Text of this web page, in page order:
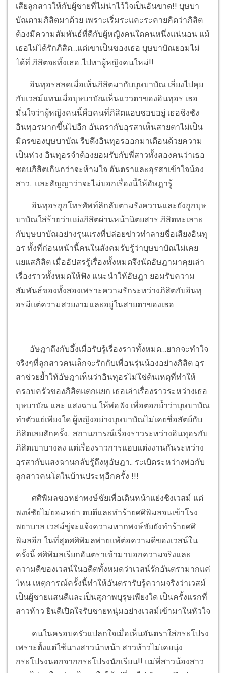
เสียลูกสาวให้กับผู้ชายที่ไม่น่าไว้ใจเป็นอันขาด!! บุษบา
บัณตามภิสิตมาด้วย เพราะเริ่มระแคะระคายคิดว่าภิสิต
ต้องมีความสัมพันธ์ที่ดีกับผู้หญิงคนใดคนหนึ่งแน่นอน แม้
เธอไม่ได้รักภิสิต…แต่เขาเป็นของเธอ บุษบาบัณยอมไม่
ได้ที่ ภิสิตจะทิ้งเธอ..ไปหาผู้หญิงคนใหม่!!
อินทุอรสลดเมื่อเห็นภิสิตมากับบุษบาบัณ เลี่ยงไปคุย
กับเวสม์แทนเมื่อบุษบาบัณเห็นแววตาของอินทุอร เธอ
มั่นใจว่าผู้หญิงคนนี้คือคนที่ภิสิตแอบชอบอยู่ เธอชิงชัง
อินทุอรมากขึ้นไปอีก อันตรากับอุรสาเห็นสายตาไม่เป็น
มิตรของบุษบาบัณ รีบดึงอินทุอรออกมาเตือนด้วยความ
เป็นห่วง อินทุอรจำต้องยอมรับกับพี่สาวทั้งสองคนว่าเธอ
ชอบภิสิตเกินกว่าจะห้ามใจ อันตราและอุรสาเข้าใจน้อง
สาว.. และสัญญาว่าจะไม่บอกเรื่องนี้ให้อัษฎารู้
อินทุอรถูกโทรศัพท์ลึกลับตามรังควานและยังถูกบุษ
บาบัณใส่ร้ายว่าแย่งภิสิตผ่านหน้านิตยสาร ภิสิตทะเลาะ
กับบุษบาบัณอย่างรุนแรงที่ปล่อยข่าวทำลายชื่อเสียงอินทุ
อร ทั้งที่ก่อนหน้านี้คนในสังคมรับรู้ว่าบุษบาบัณไม่เคย
แยแสภิสิต เมื่ออัปสรรู้เรื่องทั้งหมดจึงนัดอัษฎามาคุยเล่า
เรื่องราวทั้งหมดให้ฟัง แนะนำให้อัษฎา ยอมรับความ
สัมพันธ์ของทั้งสองเพราะความรักระหว่างภิสิตกับอินทุ
อรมีแต่ความสวยงามและอยู่ในสายตาของเธอ
อัษฎาถึงกับอึ้งเมื่อรับรู้เรื่องราวทั้งหมด…ยากจะทำใจ
จริงๆที่ลูกสาวคนเล็กจะรักกับเพื่อนรุ่นน้องอย่างภิสิต อุร
สาช่วยย้ำให้อัษฎาเห็นว่าอินทุอรไม่ใช่ต้นเหตุที่ทำให้
ครอบครัวของภิสิตแตกแยก เธอเล่าเรื่องราวระหว่างเธอ
บุษบาบัณ และ แสงฉาน ให้พ่อฟัง เพื่อตอกย้ำว่าบุษบาบัณ
ทำตัวแย่เพียงใด ผู้หญิงอย่างบุษบาบัณไม่เคยซื่อสัตย์กับ
ภิสิตเลยสักครั้ง.. สถานการณ์เรื่องราวระหว่างอินทุอรกับ
ภิสิตเบาบางลง แต่เรื่องราวการแอบแต่งงานกันระหว่าง
อุรสากับแสงฉานกลับรู้ถึงหูอัษฎา.. ระเบิดระหว่างพ่อกับ
ลูกสาวคนโตในบ้านประทุอีกครั้ง !!!
ศศิพิมลขอหย่าพงษ์ชัยเพื่อเดินหน้าแย่งชิงเวสม์ แต่
พงษ์ชัยไม่ยอมหย่า ตบตีและทำร้ายศศิพิมลจนเข้าโรง
พยาบาล เวสม์ขู่จะแจ้งความหากพงษ์ชัยยังทำร้ายศศิ
พิมลอีก ในที่สุดศศิพิมลพ่ายแพ้ต่อความดีของเวสน์ใน
ครั้งนี้ ศศิพิมลเรียกอันตราเข้ามาบอกความจริงและ
ความดีของเวสน์ในอดีตทั้งหมดว่าเวสน์รักอันตรามากแค่
ไหน เหตุการณ์ครั้งนี้ทำให้อันตรารับรู้ความจริงว่าเวสม์
เป็นผู้ชายแสนดีและเป็นสุภาพบุรุษเพียงใด เป็นครั้งแรกที่
สาวห้าว ยินดีเปิดใจรับชายหนุ่มอย่างเวสม์เข้ามาในหัวใจ
คนในครอบครัวแปลกใจเมื่อเห็นอันตราใส่กระโปรง
เพราะตั้งแต่ใช้นางสาวนำหน้า สาวห้าวไม่เคยนุ่ง
กระโปรงนอกจากกระโปรงนักเรียน!! แม่พี่สาวน้องสาว